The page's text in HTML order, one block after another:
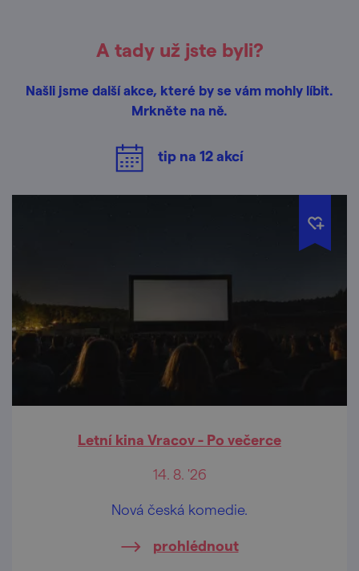
A tady už jste byli?
Našli jsme další akce, které by se vám mohly líbit.
Mrkněte na ně.
tip na 12akcí
Letní kina Vracov - Po večerce
14. 8. '26
Nová česká komedie.
prohlédnout